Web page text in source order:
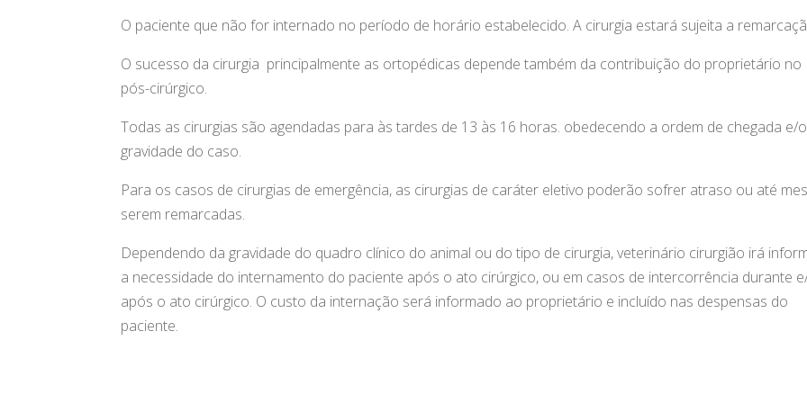
O paciente que não for internado no período de horário estabelecido. A cirurgia estará sujeita a
O sucesso da cirurgia principalmente as ortopédicas depende também da contribuição do proprietário no
pós-cirúrgico.
Todas as cirurgias são agendadas para às tardes de 13 às 16 horas. obedecendo a ordem de chegada e/
gravidade do caso.
Para os casos de cirurgias de emergência, as cirurgias de caráter eletivo poderão sofrer atraso ou até
serem remarcadas.
Dependendo da gravidade do quadro clínico do animal ou do tipo de cirurgia, veterinário cirurgião irá
a necessidade do internamento do paciente após o ato cirúrgico, ou em casos de intercorrência durante
após o ato cirúrgico. O custo da internação será informado ao proprietário e incluído nas despensas do
paciente.